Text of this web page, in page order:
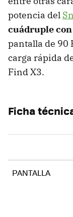
potencia del
cuádruple
pantalla de 90
carga rápida
Find X3.
Ficha
PANTALLA